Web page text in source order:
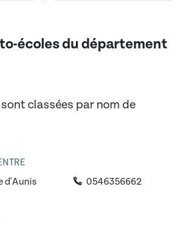
écoles du département
classées par nom de
d'Aunis
0546356662